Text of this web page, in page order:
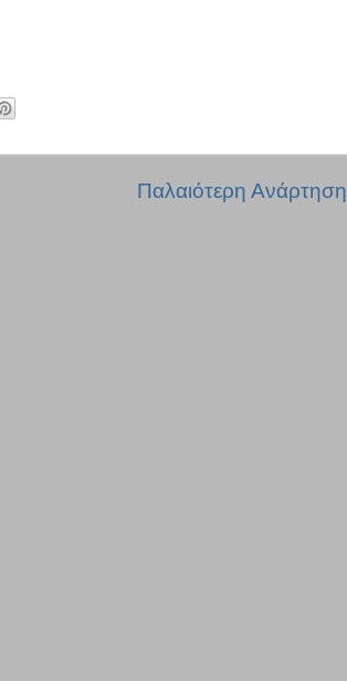
Παλαιότερη Ανάρτηση